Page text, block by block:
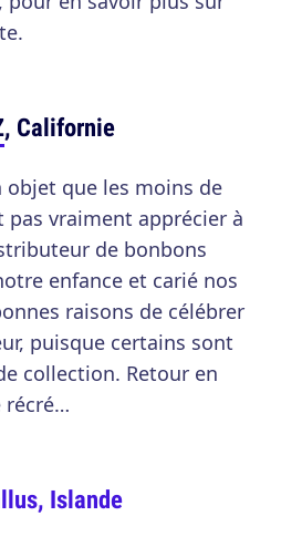
, Californie
que les moins de
vraiment apprécier à
de bonbons
enfance et carié nos
raisons de célébrer
puisque certains sont
collection. Retour en
récré…
Islande